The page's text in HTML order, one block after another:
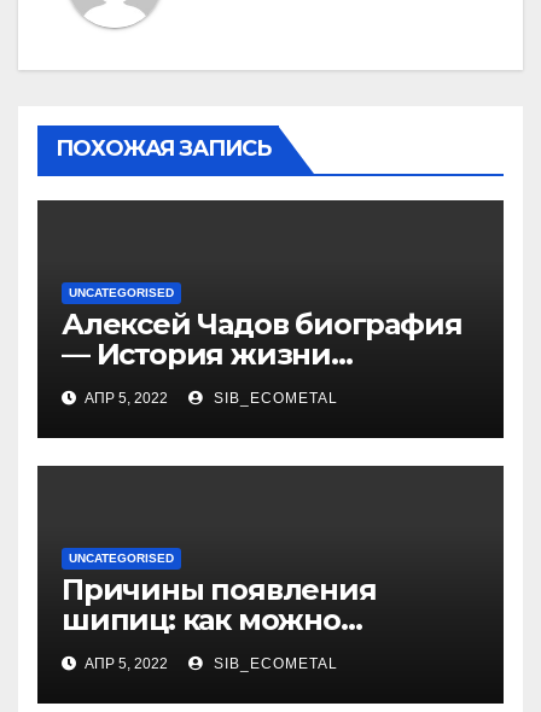
ПОХОЖАЯ ЗАПИСЬ
UNCATEGORISED
Алексей Чадов биография
— История жизни
российского актера
АПР 5, 2022 SIB_ECOMETAL
UNCATEGORISED
Причины появления
шипиц: как можно
заразиться вирусом
АПР 5, 2022 SIB_ECOMETAL